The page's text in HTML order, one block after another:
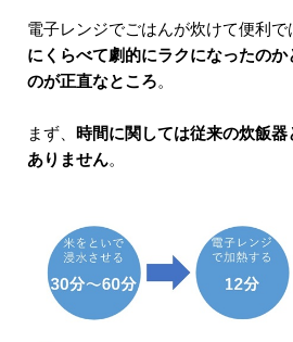
電子レンジでごはんが炊けて便利で
にくらべて劇的にラクになったの
のが正直なところ。
まず、 時間に関しては従来の炊飯
ありません。